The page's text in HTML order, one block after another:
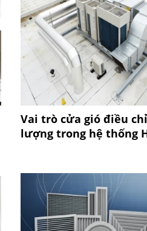
Vai trò cửa gió điều
lượng trong hệ thống